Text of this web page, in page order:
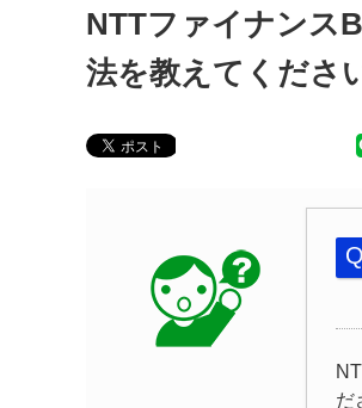
NTTファイナンス
法を教えてくださ
だ